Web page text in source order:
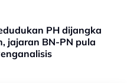
PH dijangka
jajaran BN-PN pula